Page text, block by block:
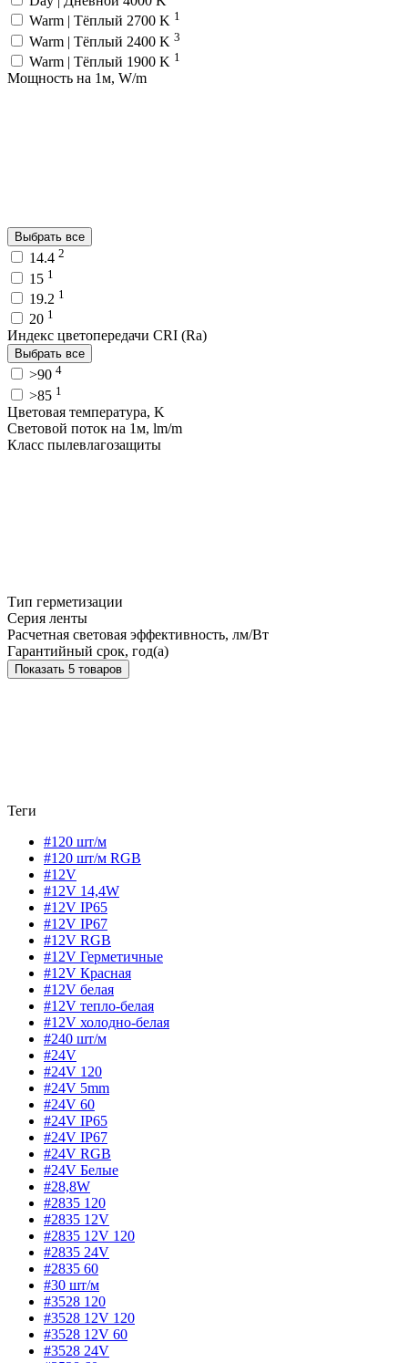
Warm | Тёплый 2700 K 1
Warm | Тёплый 2400 K 3
Warm | Тёплый 1900 K 1
Мощность на 1м, W/m
Выбрать все
14.4 2
15 1
19.2 1
20 1
Индекс цветопередачи CRI (Ra)
Выбрать все
>90 4
>85 1
Цветовая температура, K
Световой поток на 1м, lm/m
Класс пылевлагозащиты
Тип герметизации
Серия ленты
Расчетная световая эффективность, лм/Вт
Гарантийный срок, год(а)
Показать 5 товаров
Теги
#120 шт/м
#120 шт/м RGB
#12V
#12V 14,4W
#12V IP65
#12V IP67
#12V RGB
#12V Герметичные
#12V Красная
#12V белая
#12V тепло-белая
#12V холодно-белая
#240 шт/м
#24V
#24V 120
#24V 5mm
#24V 60
#24V IP65
#24V IP67
#24V RGB
#24V Белые
#28,8W
#2835 120
#2835 12V
#2835 12V 120
#2835 24V
#2835 60
#30 шт/м
#3528 120
#3528 12V 120
#3528 12V 60
#3528 24V